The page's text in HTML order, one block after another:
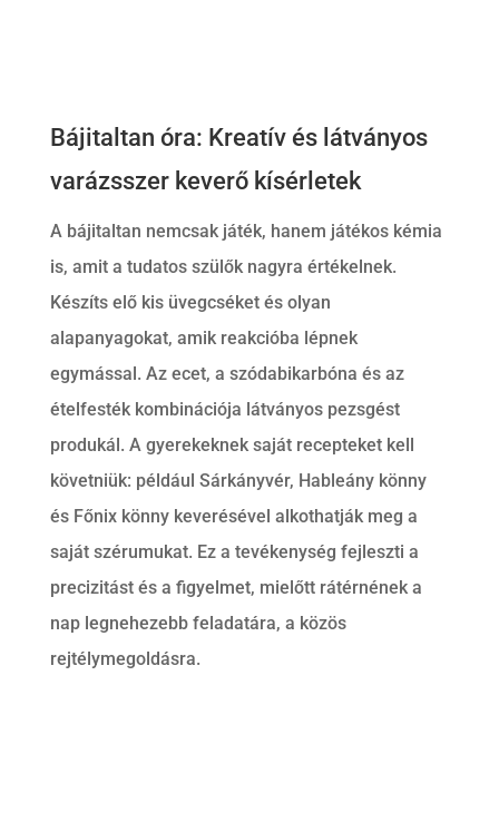
Bájitaltan óra: Kreatív és látványos
varázsszer keverő kísérletek
A bájitaltan nemcsak játék, hanem játékos kémia
is, amit a tudatos szülők nagyra értékelnek.
Készíts elő kis üvegcséket és olyan
alapanyagokat, amik reakcióba lépnek
egymással. Az ecet, a szódabikarbóna és az
ételfesték kombinációja látványos pezsgést
produkál. A gyerekeknek saját recepteket kell
követniük: például Sárkányvér, Hableány könny
és Főnix könny keverésével alkothatják meg a
saját szérumukat. Ez a tevékenység fejleszti a
precizitást és a figyelmet, mielőtt rátérnének a
nap legnehezebb feladatára, a közös
rejtélymegoldásra.